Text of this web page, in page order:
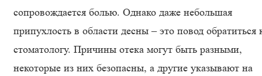
сопровождается болью. Однако даже небольшая
припухлость в области десны – это повод обратиться
стоматологу. Причины отека могут быть разными,
некоторые из них безопасны, а другие указывают на